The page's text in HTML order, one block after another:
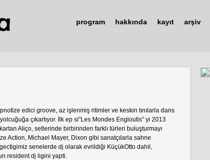
program hakkında kayıt arşiv
edici groove, az işlenmiş ritimler ve keskin tınılarla dans
çıkartıyor. İlk ep si”Les Mondes Engloutis” yi 2013
Aliço, setlerinde birbirinden farklı türleri buluşturmayı
Action, Michael Mayer, Dixon gibi sanatçılarla sahne
senelerde dj olarak evrildiği KüçükOtto dahil,
resident dj ligini yapti.